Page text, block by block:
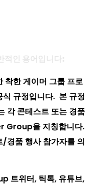
적인 용어입니다:
착한 게이머 그룹 프로
식 규정입니다. 본 규정
각 콘테스트 또는 경품
Group을 지칭합니다.
/경품 행사 참가자를 의
트위터, 틱톡, 유튜브,